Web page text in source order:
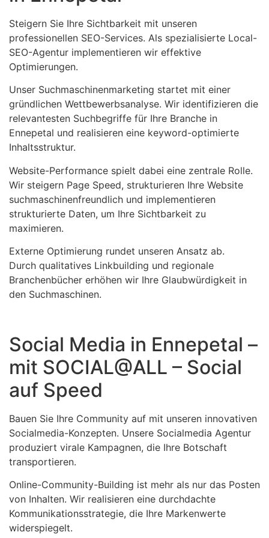
Steigern Sie Ihre Sichtbarkeit mit unseren
professionellen SEO-Services. Als spezialisierte Local-
SEO-Agentur implementieren wir effektive
Optimierungen.
Unser Suchmaschinenmarketing startet mit einer
gründlichen Wettbewerbsanalyse. Wir identifizieren die
relevantesten Suchbegriffe für Ihre Branche in
Ennepetal und realisieren eine keyword-optimierte
Inhaltsstruktur.
Website-Performance spielt dabei eine zentrale Rolle.
Wir steigern Page Speed, strukturieren Ihre Website
suchmaschinenfreundlich und implementieren
strukturierte Daten, um Ihre Sichtbarkeit zu
maximieren.
Externe Optimierung rundet unseren Ansatz ab.
Durch qualitatives Linkbuilding und regionale
Branchenbücher erhöhen wir Ihre Glaubwürdigkeit in
den Suchmaschinen.
Social Media in Ennepetal –
mit SOCIAL@ALL – Social
auf Speed
Bauen Sie Ihre Community auf mit unseren innovativen
Socialmedia-Konzepten. Unsere Socialmedia Agentur
produziert virale Kampagnen, die Ihre Botschaft
transportieren.
Online-Community-Building ist mehr als nur das Posten
von Inhalten. Wir realisieren eine durchdachte
Kommunikationsstrategie, die Ihre Markenwerte
widerspiegelt.